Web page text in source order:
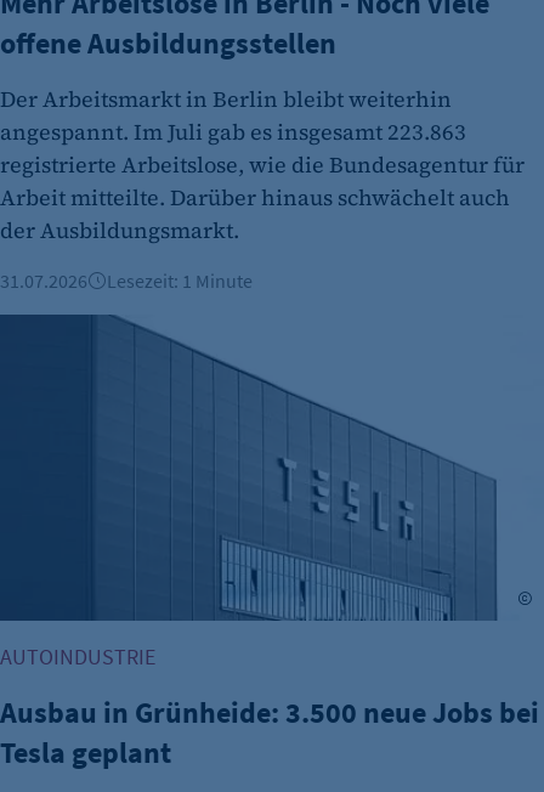
offene Ausbildungsstellen
Der Arbeitsmarkt in Berlin bleibt weiterhin
angespannt. Im Juli gab es insgesamt 223.863
registrierte Arbeitslose, wie die Bundesagentur für
Arbeit mitteilte. Darüber hinaus schwächelt auch
der Ausbildungsmarkt.
31.07.2026 Lesezeit: 1 Minute
Ausbau in Grünheide: 3.500 neue Jobs bei Tesla geplant
AUTOINDUSTRIE
Ausbau in Grünheide: 3.500 neue Jobs bei
Tesla geplant